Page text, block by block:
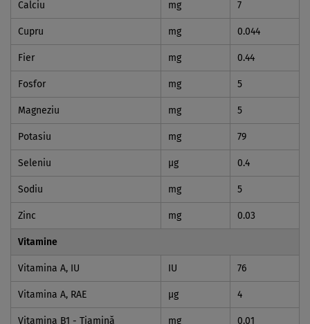
Calciu mg 7
Cupru mg 0.044
Fier mg 0.44
Fosfor mg 5
Magneziu mg 5
Potasiu mg 79
Seleniu µg 0.4
Sodiu mg 5
Zinc mg 0.03
Vitamine
Vitamina A, IU IU 76
Vitamina A, RAE µg 4
Vitamina B1 - Tiamină mg 0.01